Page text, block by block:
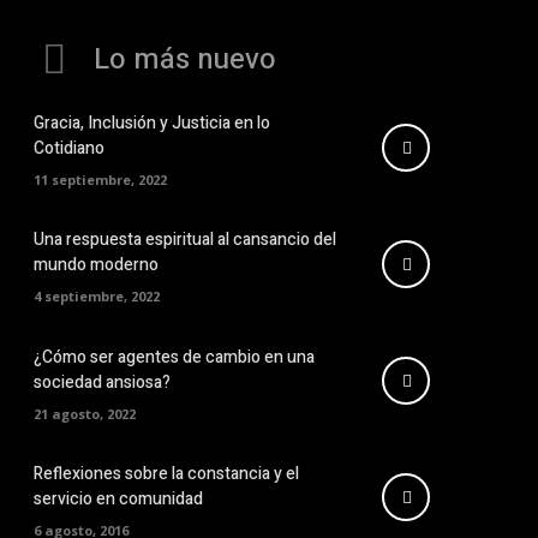
Lo más nuevo
Gracia, Inclusión y Justicia en lo
Cotidiano
11 septiembre, 2022
Una respuesta espiritual al cansancio del
mundo moderno
4 septiembre, 2022
¿Cómo ser agentes de cambio en una
sociedad ansiosa?
21 agosto, 2022
Reflexiones sobre la constancia y el
servicio en comunidad
6 agosto, 2016